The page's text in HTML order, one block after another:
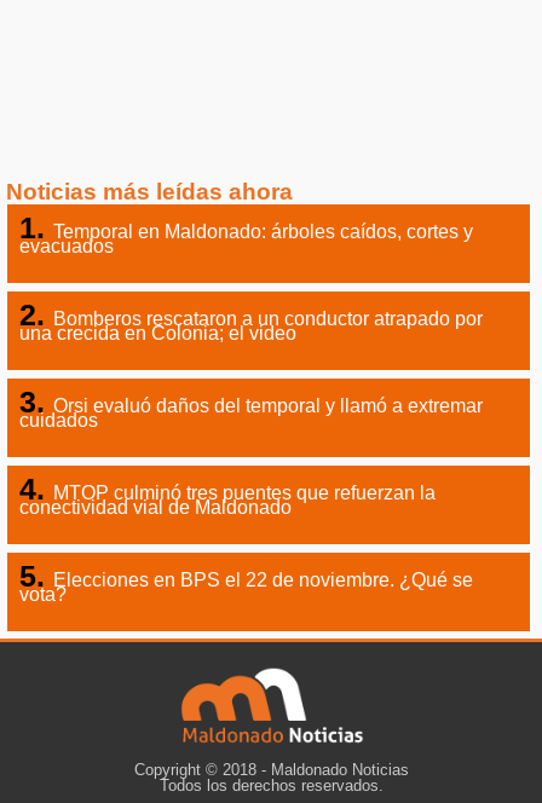
Noticias más leídas ahora
Temporal en Maldonado: árboles caídos, cortes y
evacuados
Bomberos rescataron a un conductor atrapado por
una crecida en Colonia; el video
Orsi evaluó daños del temporal y llamó a extremar
cuidados
MTOP culminó tres puentes que refuerzan la
conectividad vial de Maldonado
Elecciones en BPS el 22 de noviembre. ¿Qué se
vota?
Copyright © 2018 - Maldonado Noticias
Todos los derechos reservados.